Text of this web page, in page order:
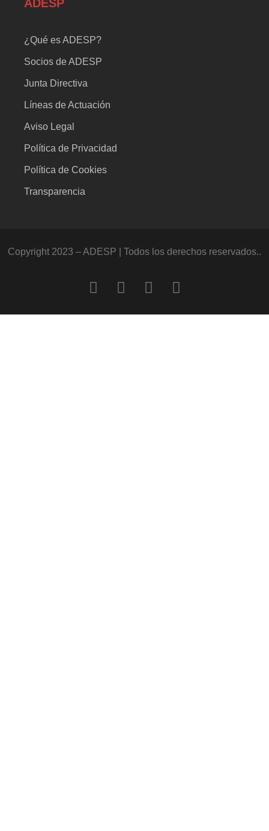
ADESP
¿Qué es ADESP?
Socios de ADESP
Junta Directiva
Líneas de Actuación
Aviso Legal
Política de Privacidad
Política de Cookies
Transparencia
Copyright 2023 – ADESP | Todos los derechos reservados..